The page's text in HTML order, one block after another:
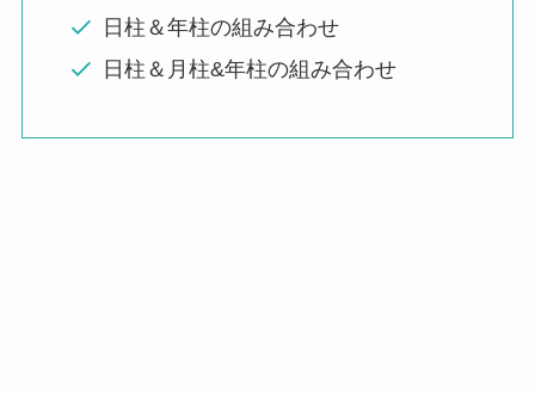
日柱＆年柱の組み合わせ
日柱＆月柱&年柱の組み合わせ